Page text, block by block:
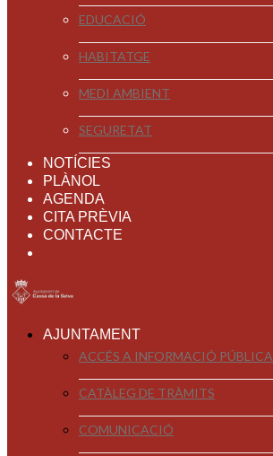
EDUCACIÓ
HABITATGE
MEDI AMBIENT
SEGURETAT
NOTÍCIES
PLÀNOL
AGENDA
CITA PRÈVIA
CONTACTE
AJUNTAMENT
ACCÉS A INFORMACIÓ PÚBLICA
CATÀLEG DE TRÀMITS
COMUNICACIÓ